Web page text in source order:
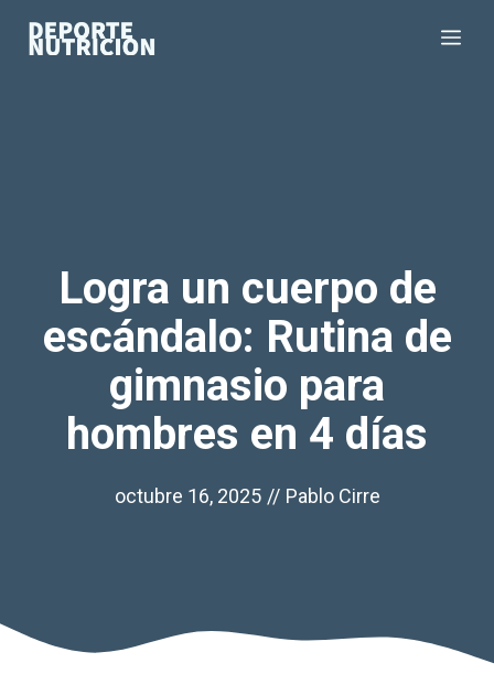
Logra un cuerpo de
escándalo: Rutina de
gimnasio para
hombres en 4 días
octubre 16, 2025 // Pablo Cirre